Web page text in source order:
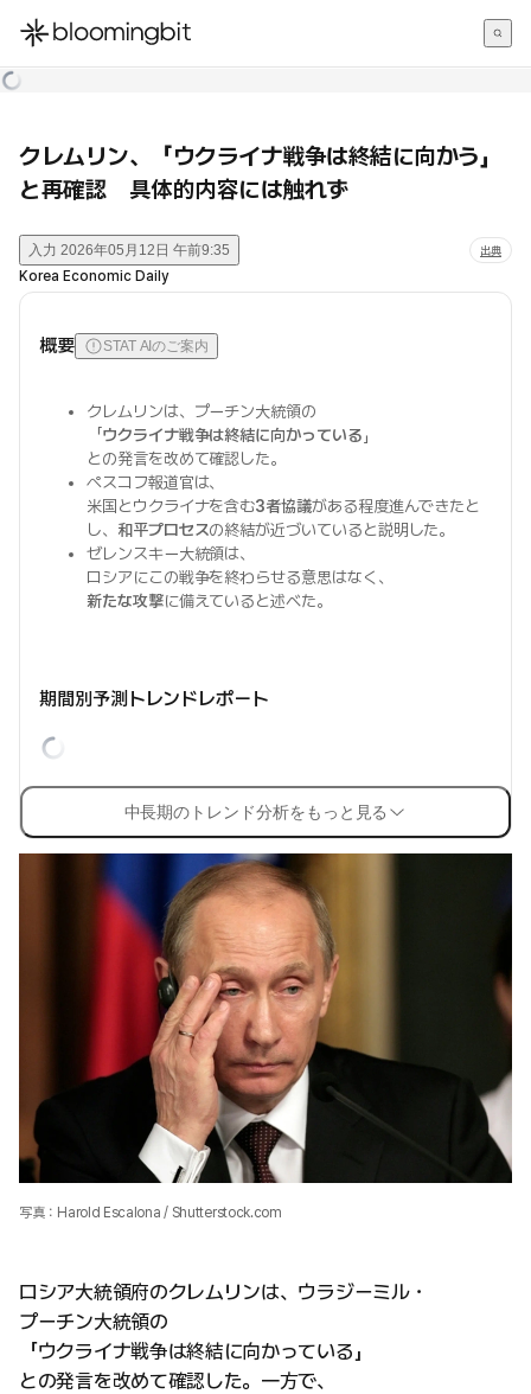
한국어
クレムリン、「ウクライナ戦争は終結に向かう」
と再確認 具体的内容には触れず
入力 2026年05月12日 午前9:35 出典
Korea Economic Daily
概要 STAT AIのご案内
クレムリンは、プーチン大統領の
「ウクライナ戦争は終結に向かっている 」
との発言を改めて確認した。
ペスコフ報道官は、
米国とウクライナを含む3者協議がある程度進んできたと
し、 和平プロセスの終結が近づいていると説明した。
ゼレンスキー大統領は、
ロシアにこの戦争を終わらせる意思はなく、
新たな攻撃に備えていると述べた。
期間別予測トレンドレポート
中長期のトレンド分析をもっと見る
写真：Harold Escalona / Shutterstock.com
ロシア大統領府のクレムリンは、ウラジーミル・
プーチン大統領の
「ウクライナ戦争は終結に向かっている」
との発言を改めて確認した。一方で、